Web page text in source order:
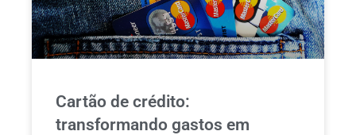
Cartão de crédito:
transformando gastos em